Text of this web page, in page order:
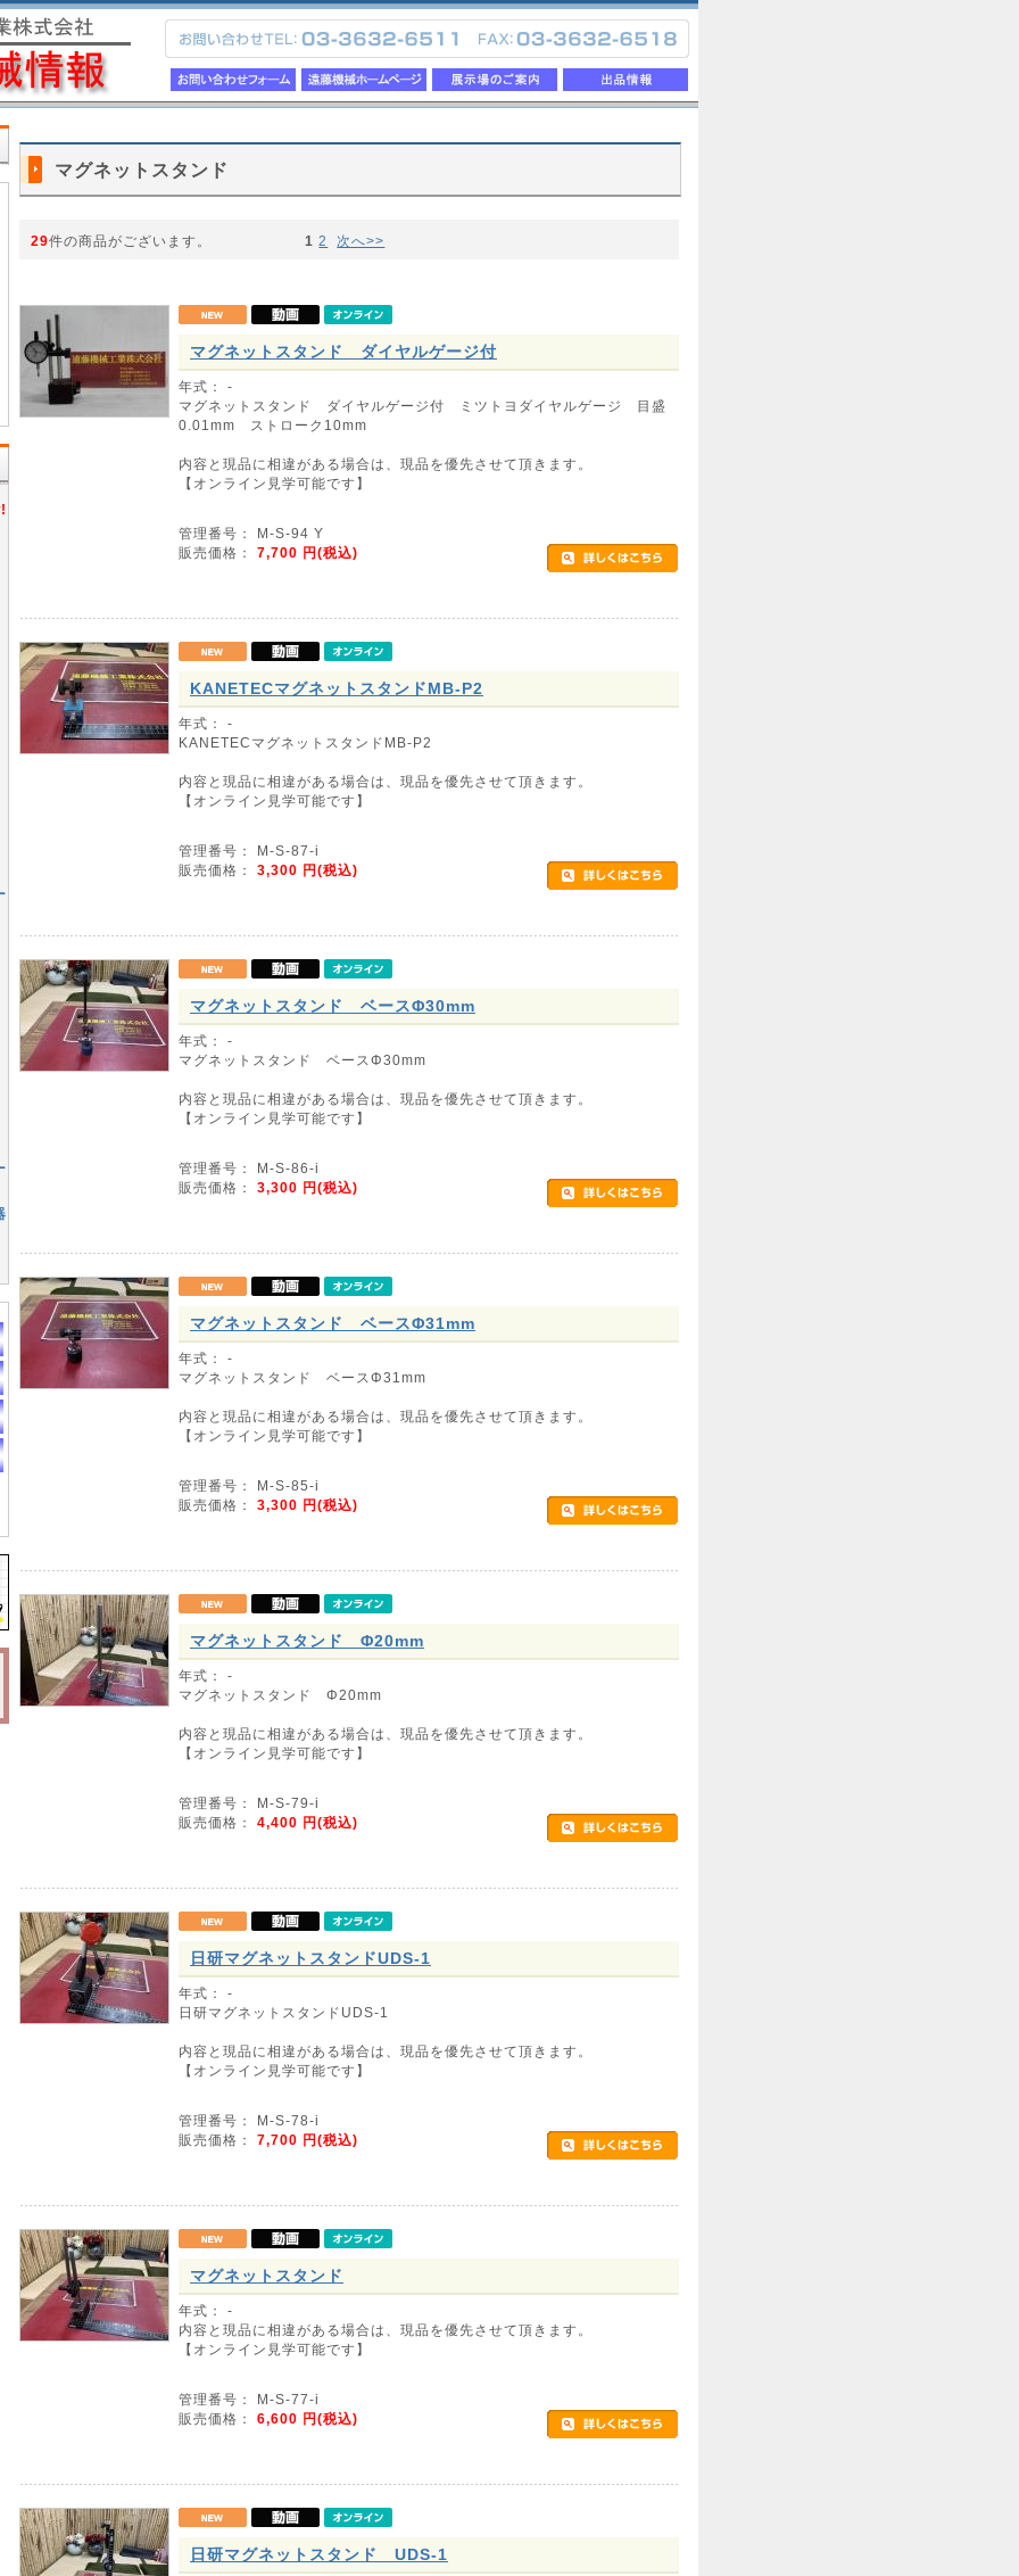
マグネットスタンド
29件の商品がございます。 1 2 次へ>>
マグネットスタンド ダイヤルゲージ付
年式： -
マグネットスタンド ダイヤルゲージ付 ミツトヨダイヤルゲージ 目盛
0.01mm ストローク10mm
内容と現品に相違がある場合は、現品を優先させて頂きます。
【オンライン見学可能です】
管理番号： M-S-94 Y
販売価格： 7,700 円(税込)
KANETECマグネットスタンドMB-P2
年式： -
KANETECマグネットスタンドMB-P2
内容と現品に相違がある場合は、現品を優先させて頂きます。
【オンライン見学可能です】
管理番号： M-S-87-i
販売価格： 3,300 円(税込)
マグネットスタンド ベースΦ30mm
年式： -
マグネットスタンド ベースΦ30mm
内容と現品に相違がある場合は、現品を優先させて頂きます。
【オンライン見学可能です】
管理番号： M-S-86-i
販売価格： 3,300 円(税込)
マグネットスタンド ベースΦ31mm
年式： -
マグネットスタンド ベースΦ31mm
内容と現品に相違がある場合は、現品を優先させて頂きます。
【オンライン見学可能です】
管理番号： M-S-85-i
販売価格： 3,300 円(税込)
マグネットスタンド Φ20mm
年式： -
マグネットスタンド Φ20mm
内容と現品に相違がある場合は、現品を優先させて頂きます。
【オンライン見学可能です】
管理番号： M-S-79-i
販売価格： 4,400 円(税込)
日研マグネットスタンドUDS-1
年式： -
日研マグネットスタンドUDS-1
内容と現品に相違がある場合は、現品を優先させて頂きます。
【オンライン見学可能です】
管理番号： M-S-78-i
販売価格： 7,700 円(税込)
マグネットスタンド
年式： -
内容と現品に相違がある場合は、現品を優先させて頂きます。
【オンライン見学可能です】
管理番号： M-S-77-i
販売価格： 6,600 円(税込)
日研マグネットスタンド UDS-1